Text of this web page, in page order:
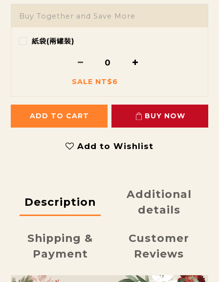
Buy Together and Save More
紙袋(兩罐裝)
SALE NT$6
ADD TO CART BUY NOW
Add to Wishlist
Description
Additional
details
Shipping &
Payment
Customer
Reviews